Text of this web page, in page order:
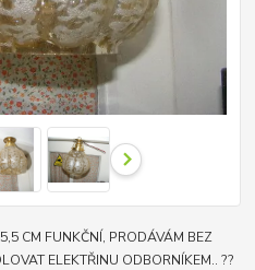
CM FUNKČNÍ, PRODÁVÁM BEZ
ELEKTŘINU ODBORNÍKEM.. ??